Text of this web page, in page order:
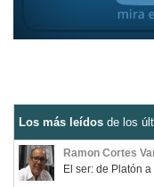
Los más leídos de los
Ramon Cortes
El ser: de Platón